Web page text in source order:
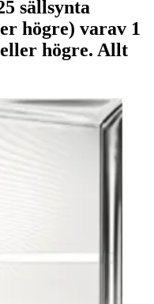
sällsynta
högre) varav 1
högre. Allt